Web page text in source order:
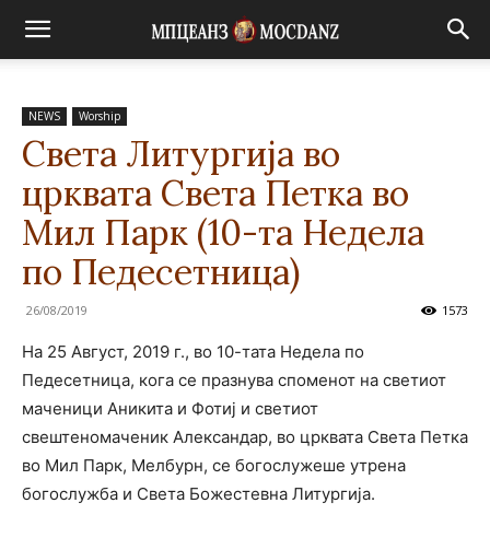
NEWS Worship
Света Литургија во
црквата Света Петка во
Мил Парк (10-та Недела
по Педесетница)
26/08/2019 1573
На 25 Август, 2019 г., во 10-тата Недела по
Педесетница, кога се празнува споменот на светиот
маченици Аникита и Фотиј и светиот
свештеномаченик Александар, во црквата Света Петка
во Мил Парк, Мелбурн, се богослужеше утрена
богослужба и Света Божестевна Литургија.